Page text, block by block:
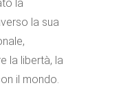
la
la sua
la libertà, la
il mondo.